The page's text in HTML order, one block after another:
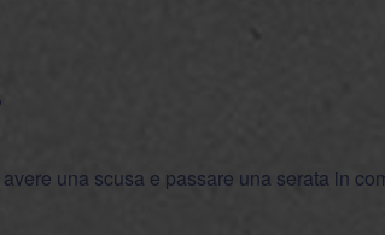
una scusa e passare una serata in